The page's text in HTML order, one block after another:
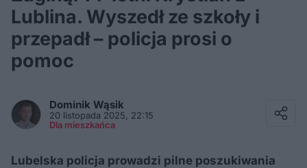
Lublina. Wyszedł ze szkoły i
przepadł – policja prosi o
pomoc
Dominik Wąsik
20 listopada 2025, 22:15
Dla mieszkańca
Lubelska policja prowadzi pilne poszukiwania